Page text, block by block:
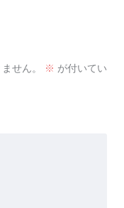
せん。 ※ が付いてい